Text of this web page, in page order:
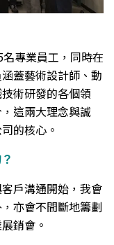
專業員工，同時在
蓋藝術設計師、動
術研發的各個領
這兩大理念與誠
的核心。
戶溝通開始，我會
亦會不間斷地籌劃
銷會。